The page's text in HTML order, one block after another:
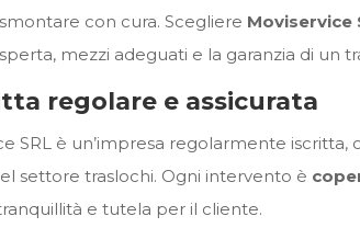
con cura. Scegliere Moviservice
mezzi adeguati e la garanzia di un
regolare e assicurata
SRL è un’impresa regolarmente
settore traslochi. Ogni intervento è
e tutela per il cliente.